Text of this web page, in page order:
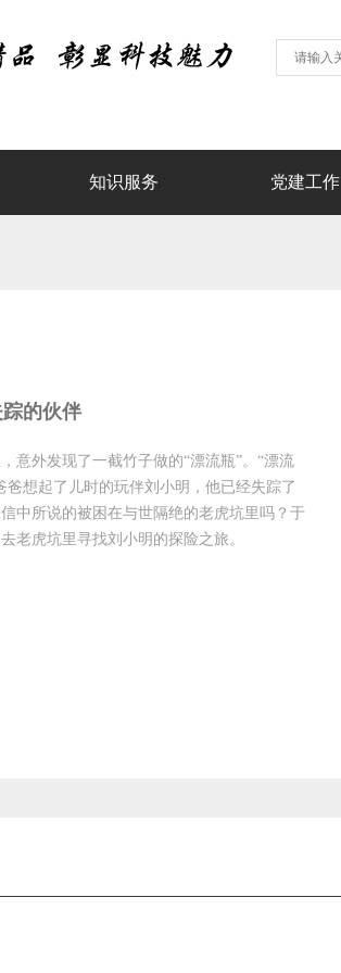
知识服务 党建工作
的伙伴
意外发现了一截竹子做的“漂流瓶”。“漂流
爸想起了儿时的玩伴刘小明，他已经失踪了
中所说的被困在与世隔绝的老虎坑里吗？于
老虎坑里寻找刘小明的探险之旅。